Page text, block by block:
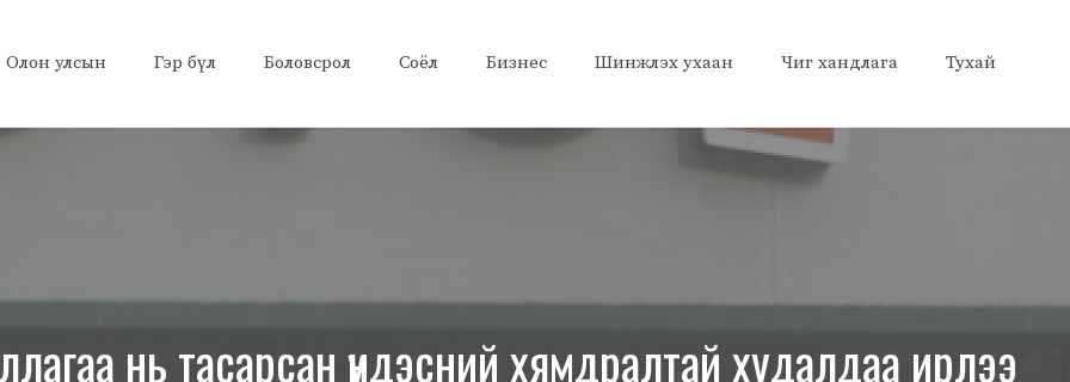
Олон улсын Гэр бүл Боловсрол Соёл Бизнес Шинжлэх ухаан Чиг хандлага Тухай
нь тасарсан үндэсний хямдралтай худалдаа ирлээ